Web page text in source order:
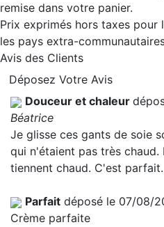
remise dans votre panier.
Prix exprimés hors taxes pour
les pays extra-
Avis des Clients
Déposez Votre Avis
Douceur et chaleur
Béatrice
Je glisse ces gants de soie
qui n'étaient pas très
tiennent chaud. C'est parfait.
Parfait déposé le 07/08/
Crème parfaite